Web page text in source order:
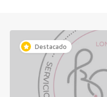
Destacado